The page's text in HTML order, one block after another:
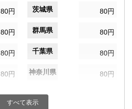
80円 茨城県 80円
80円 群馬県 80円
80円 千葉県 80円
80円 神奈川県 80円
80円 富山県
すべて表示